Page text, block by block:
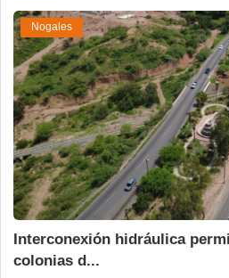
Nogales
Interconexión hidráulica
colonias d...